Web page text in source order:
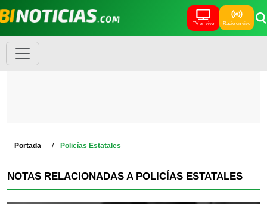
TV en vivo Radio en vivo
Portada Policías Estatales
NOTAS RELACIONADAS A POLICÍAS ESTATALES